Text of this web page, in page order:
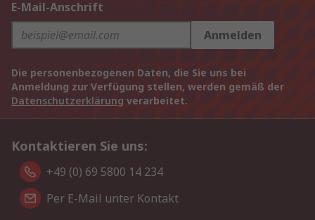
E-Mail-Anschrift
Anmelden
Die personenbezogenen Daten, die Sie uns bei
Anmeldung zur Verfügung stellen, werden gemäß der
Datenschutzerklärung verarbeitet.
Kontaktieren Sie uns:
+49 (0) 69 5800 14 234
Per E-Mail unter Kontakt